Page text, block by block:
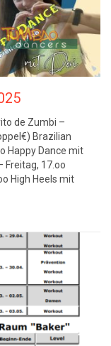
de Zumbi –
Brazilian
Happy Dance mit
Freitag, 17.oo
High Heels mit